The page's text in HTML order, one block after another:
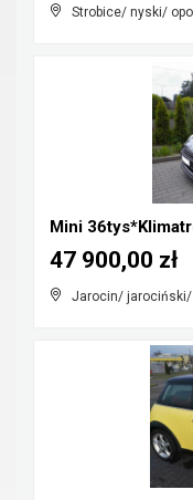
Strobice/ nyski/
Jarocin/
47 900,00 zł